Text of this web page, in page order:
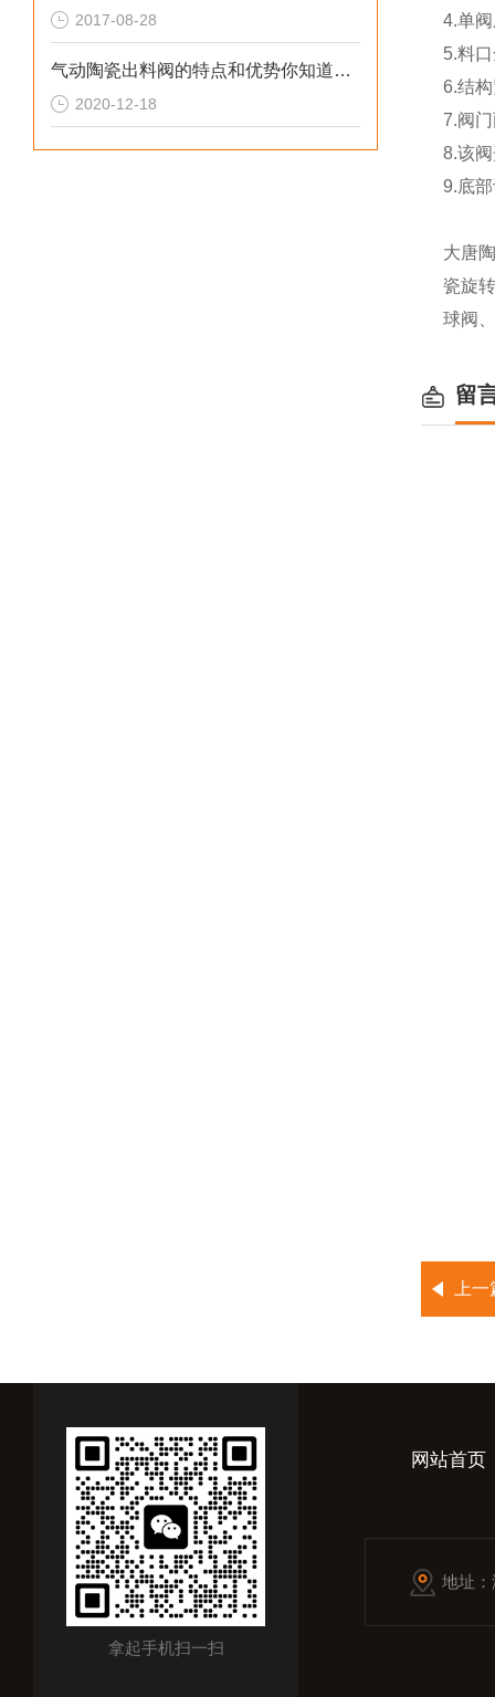
2017-08-28
气动陶瓷出料阀的特点和优势你知道吗？
2020-12-18
4.单
5.料
6.结
7.阀
8.该
9.底
大唐
瓷旋
球阀
留
上
拿起手机扫一扫
网站首页
地址